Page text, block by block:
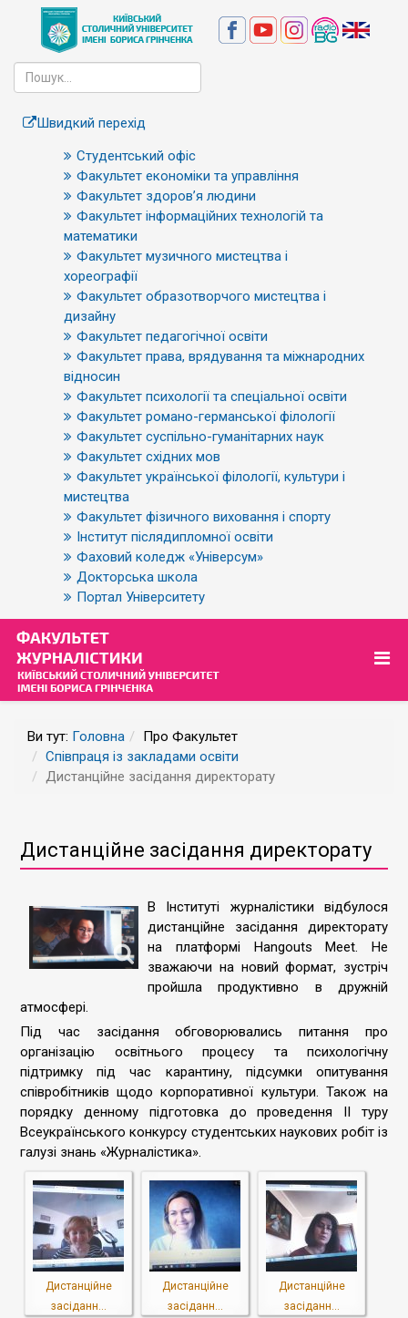
Швидкий перехід
Студентський офіс
Факультет економіки та управління
Факультет здоров’я людини
Факультет інформаційних технологій та
математики
Факультет музичного мистецтва і
хореографії
Факультет образотворчого мистецтва і
дизайну
Факультет педагогічної освіти
Факультет права, врядування та міжнародних
відносин
Факультет психології та спеціальної освіти
Факультет романо-германської філології
Факультет суспільно-гуманітарних наук
Факультет східних мов
Факультет української філології, культури і
мистецтва
Факультет фізичного виховання і спорту
Інститут післядипломної освіти
Фаховий коледж «Універсум»
Докторська школа
Портал Університету
Ви тут: Головна
Про Факультет
Співпраця із закладами освіти
Дистанційне засідання директорату
Дистанційне засідання директорату
В Інституті журналістики відбулося
дистанційне засідання директорату
на платформі Hangouts Meet. Не
зважаючи на новий формат, зустріч
пройшла продуктивно в дружній
атмосфері.
Під час засідання обговорювались питання про
організацію освітнього процесу та психологічну
підтримку під час карантину, підсумки опитування
співробітників щодо корпоративної культури. Також на
порядку денному підготовка до проведення ІІ туру
Всеукраїнського конкурсу студентських наукових робіт із
галузі знань «Журналістика».
Дистанційне
засіданн...
Дистанційне
засіданн...
Дистанційне
засіданн...